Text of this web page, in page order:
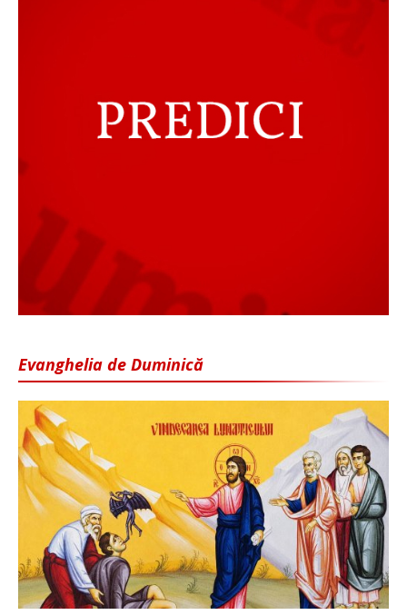
Evanghelia de Duminică